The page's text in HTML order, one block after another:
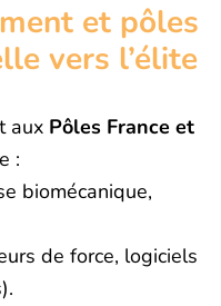
et pôles
vers l’élite
aux Pôles France et
:
biomécanique,
de force, logiciels